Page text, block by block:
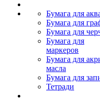
Бумага для
Бумага для
Бумага для
Бумага для
маркеров
Бумага для
масла
Бумага для
Тетради